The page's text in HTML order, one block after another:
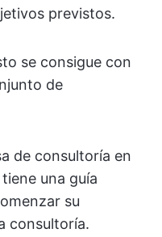
previstos.
se consigue con
de
de consultoría en
una guía
su
consultoría.